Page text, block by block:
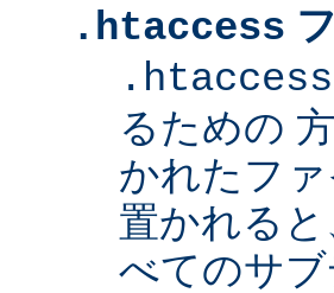
.htaccess
.htaccess
るための
かれたフ
置かれる
べてのサ